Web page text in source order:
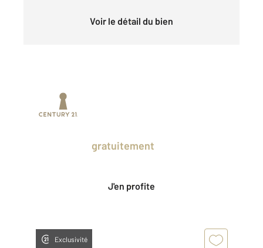
Voir le détail du bien
gratuitement
J'en profite
Exclusivité